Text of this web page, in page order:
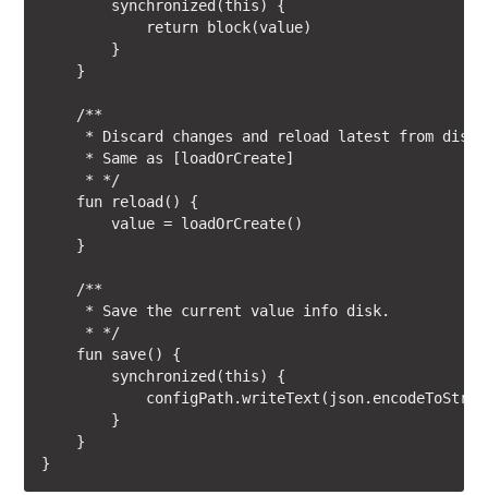
        synchronized(this) {
            return block(value)
        }
    }
    /**
     * Discard changes and reload latest from disk.
     * Same as [loadOrCreate]
     * */
    fun reload() {
        value = loadOrCreate()
    }
    /**
     * Save the current value info disk.
     * */
    fun save() {
        synchronized(this) {
        }
    }
}